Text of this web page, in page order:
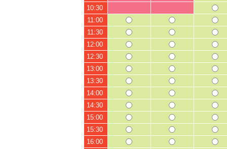
10:30
11:00
11:30
12:00
12:30
13:00
13:30
14:00
14:30
15:00
15:30
16:00